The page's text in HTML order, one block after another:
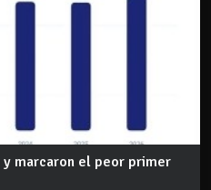
marcaron el peor primer